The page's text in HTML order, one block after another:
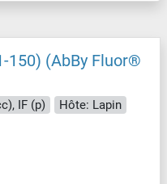
150) (AbBy Fluor®
IF (p)
Hôte: Lapin